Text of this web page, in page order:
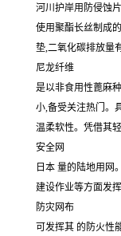
河川护岸用防侵蚀
使用聚酯长丝制成
垫,二氧化碳排放量
尼龙纤维
是以非食用性蓖麻
小,备受关注热门。
温柔软性。凭借其
安全网
日本 量的陆地用网
建设作业等方面发
防灾网布
可发挥其 的防火性